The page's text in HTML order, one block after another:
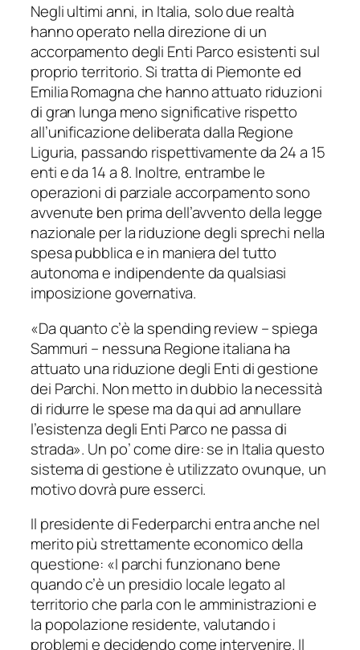
Negli ultimi anni, in Italia, solo due realtà
hanno operato nella direzione di un
accorpamento degli Enti Parco esistenti sul
proprio territorio. Si tratta di Piemonte ed
Emilia Romagna che hanno attuato riduzioni
di gran lunga meno significative rispetto
all’unificazione deliberata dalla Regione
Liguria, passando rispettivamente da 24 a 15
enti e da 14 a 8. Inoltre, entrambe le
operazioni di parziale accorpamento sono
avvenute ben prima dell’avvento della legge
nazionale per la riduzione degli sprechi nella
spesa pubblica e in maniera del tutto
autonoma e indipendente da qualsiasi
imposizione governativa.
«Da quanto c’è la spending review– spiega
Sammuri – nessuna Regione italiana ha
attuato una riduzione degli Enti di gestione
dei Parchi. Non metto in dubbio la necessità
di ridurre le spese ma da qui ad annullare
l’esistenza degli Enti Parco ne passa di
strada». Un po’ come dire: se in Italia questo
sistema di gestione è utilizzato ovunque, un
motivo dovrà pure esserci.
Il presidente di Federparchi entra anche nel
merito più strettamente economico della
questione: «I parchi funzionano bene
quando c’è un presidio locale legato al
territorio che parla con le amministrazioni e
la popolazione residente, valutando i
problemi e decidendo come intervenire. Il